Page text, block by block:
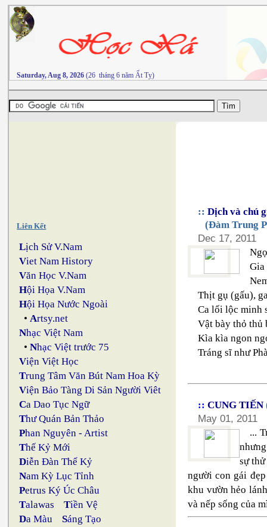
Saturday, Aug 8, 2026 (26 tháng 6 năm Ất Tỵ)
Liên Kết
Lịch Sử V.Nam
Viet Nam History
Văn Học V.Nam
Hội Họa V.Nam
Hội Họa Nước Ngoài
•Artsy.net
Nhạc Việt Nam
•Nhạc Việt trước 75
Viện Việt Học
Trung Tâm Văn Bút Nam Hoa Kỳ
Viện Bảo Tàng Di Sản Người Viêt
Ca Dao Tục Ngữ
Thư Quán Bản Thảo
Phan Nguyên - Artist
Thế Kỷ Mới
Diễn Đàn Thế Kỷ
Nam Kỳ Lục Tỉnh
Petrus Ký Úc Châu
Talawas Tiền Vệ
Da Màu Sáng Tạo
::Dịch và chú
(Đàm Trung
Dec 17, 2011
Gia
Thịt gụ (gấu),
Ca lối lộc minh
Vật bày thỏ thủ
Kìa kìa ngon
Tráng sĩ như
::CUNG TIẾN
May 01, 2011
...
sự
người con gái
khu vườn hẻo
và nếp sống của